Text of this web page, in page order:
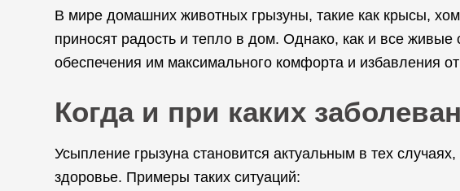
В мире домашних животных грызуны, такие как крысы,
приносят радость и тепло в дом. Однако, как и все
обеспечения им максимального комфорта и избавления
Когда и при каких
Усыпление грызуна становится актуальным в тех
здоровье. Примеры таких ситуаций: